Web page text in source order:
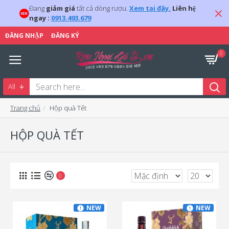
Đang giảm giá tất cả dòng rượu. Xem tại đây. Liên hệ
ngay : 0913.493.679
ĐĂNG NHẬP ĐĂNG KÝ
0
All
Trang chủ Hộp quà Tết
HỘP QUÀ TẾT
0
NEW NEW